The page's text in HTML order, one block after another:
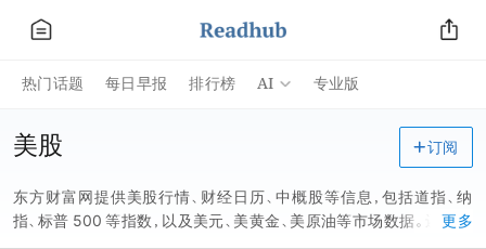
热门话题 每日早报 排行榜 AI 专业版
美股
东方财富网提供美股行情、财经日历、中概股等信息，包括道指、纳
指、标普 500 等指数，以及美元、美黄金、美原油等市场数据。还有美
股导读、美股聚焦、美股评论等栏目，分析美股市场动态和热门中概
更多
订阅